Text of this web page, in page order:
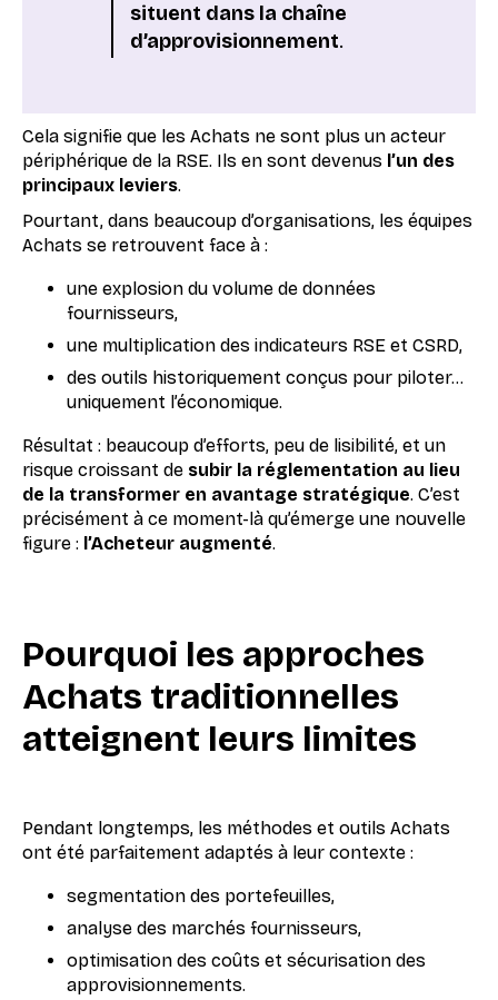
situent dans la chaîne
d’approvisionnement.
Cela signifie que les Achats ne sont plus un acteur
périphérique de la RSE. Ils en sont devenus l’un des
principaux leviers.
Pourtant, dans beaucoup d’organisations, les équipes
Achats se retrouvent face à :
une explosion du volume de données
fournisseurs,
une multiplication des indicateurs RSE et CSRD,
des outils historiquement conçus pour piloter…
uniquement l’économique.
Résultat : beaucoup d’efforts, peu de lisibilité, et un
risque croissant de subir la réglementation au lieu
de la transformer en avantage stratégique. C’est
précisément à ce moment-là qu’émerge une nouvelle
figure : l’Acheteur augmenté.
Pourquoi les approches
Achats traditionnelles
atteignent leurs limites
Pendant longtemps, les méthodes et outils Achats
ont été parfaitement adaptés à leur contexte :
segmentation des portefeuilles,
analyse des marchés fournisseurs,
optimisation des coûts et sécurisation des
approvisionnements.